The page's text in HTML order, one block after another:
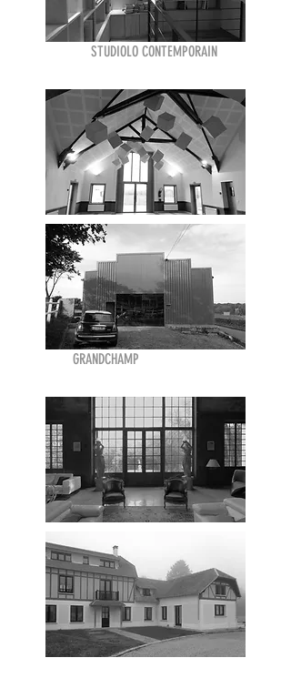
STUDIOLO CONTEMPORAIN
GRANDCHAMP